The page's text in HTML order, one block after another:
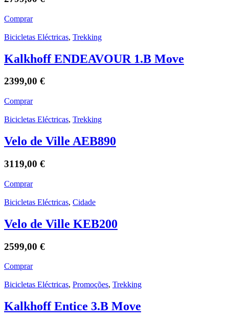
Comprar
Bicicletas Eléctricas, Trekking
Kalkhoff ENDEAVOUR 1.B Move
2399,00 €
Comprar
Bicicletas Eléctricas, Trekking
Velo de Ville AEB890
3119,00 €
Comprar
Bicicletas Eléctricas, Cidade
Velo de Ville KEB200
2599,00 €
Comprar
Bicicletas Eléctricas, Promoções, Trekking
Kalkhoff Entice 3.B Move